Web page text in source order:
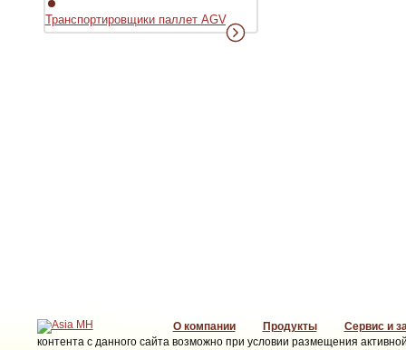
Транспортировщики паллет AGV
О компании Продукты
Сервис и
контента с данного сайта возможно при условии размещения